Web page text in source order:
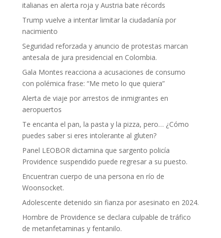
italianas en alerta roja y Austria bate récords
Trump vuelve a intentar limitar la ciudadanía por
nacimiento
Seguridad reforzada y anuncio de protestas marcan
antesala de jura presidencial en Colombia.
Gala Montes reacciona a acusaciones de consumo
con polémica frase: “Me meto lo que quiera”
Alerta de viaje por arrestos de inmigrantes en
aeropuertos
Te encanta el pan, la pasta y la pizza, pero… ¿Cómo
puedes saber si eres intolerante al gluten?
Panel LEOBOR dictamina que sargento policía
Providence suspendido puede regresar a su puesto.
Encuentran cuerpo de una persona en río de
Woonsocket.
Adolescente detenido sin fianza por asesinato en 2024.
Hombre de Providence se declara culpable de tráfico
de metanfetaminas y fentanilo.